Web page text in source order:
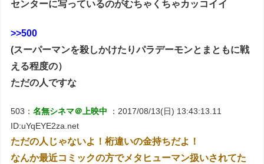
センターに写っているのがむちゃくちゃカッコイイ
>>500
(スーパーマンを殺しかけたりパラデーモンとまともに戦
える程度の）
ただの人ですな
503：名無シネマ＠上映中
：2017/08/13(日) 13:43:13.11
ID:uYqEYE2za.net
ただの人じゃないよ！桁違いの金持ちだよ！
なんか最近コミックの方でメタヒューマン扱いされてた